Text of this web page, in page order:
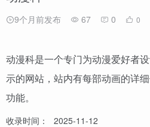
9个月前发布 67 0 0
动漫科是一个专门为动漫爱好者
示的网站，站内有每部动画的详
功能。
收录时间：
2025-11-12